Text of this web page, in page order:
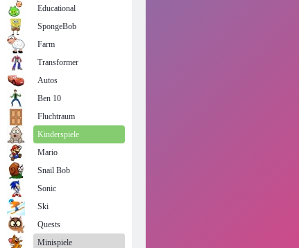
Educational
SpongeBob
Farm
Transformer
Autos
Ben 10
Fluchtraum
Kinderspiele
Mario
Snail Bob
Sonic
Ski
Quests
Minispiele